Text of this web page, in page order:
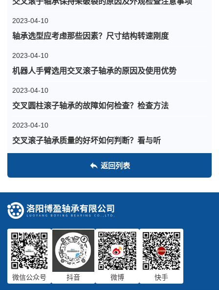
2023-04-10
轴承选型应考虑那些因素？尺寸结构转速刚度
2023-04-10
机器人手臂选用交叉滚子轴承的原因及使用优势
2023-04-10
交叉圆柱滚子轴承的故障如何检查？检查方法
2023-04-10
交叉滚子轴承质量的好坏如何判断？看与听
返回列表
微信公众号 抖音 微博 快手